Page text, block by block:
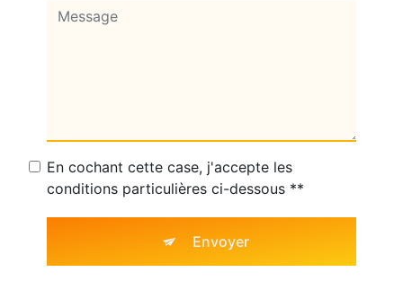
En cochant cette case, j'accepte les
conditions particulières ci-dessous **
Envoyer